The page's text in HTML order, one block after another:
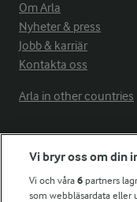
Om Arla
Nyheter & press
Jobb & karriär
Kontakta oss
Arla in other countries
Fler Arlasajter
För ägare
Vi bryr oss om din
Vi och våra6 partners
som webbläsardata eller